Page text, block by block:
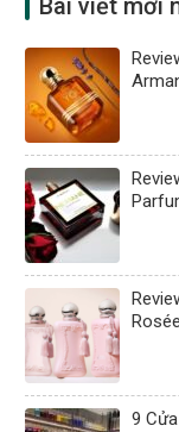
Bài viết mới
Rosée
9